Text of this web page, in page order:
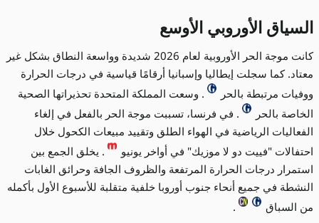
السياق الأوروبي الأوسع
كانت موجة الحر الأوروبية لعام 2026 شديدة وواسعة النطاق بشكل غير
معتاد. كما سجلت إيطاليا وإسبانيا أرقامًا قياسية في درجات الحرارة
ووفيات مرتبطة بالحر
. وسعت المملكة المتحدة تحذيراتها الصحية
الخاصة بالحر
. في فرنسا، تسببت موجة الحر بالفعل في إلغاء
الفعاليات الرياضية في الهواء الطلق وتقييد مبيعات الكحول خلال
احتفالات "فييت دو لا موزيك" في أواخر يونيو
. يخلق الجمع بين
استمرار درجات الحرارة المرتفعة والظروف الجافة وحرائق الغابات
النشطة في جميع أنحاء جنوب أوروبا خلفية متقلبة للأسبوع الأول بأكمله
من السباق
.